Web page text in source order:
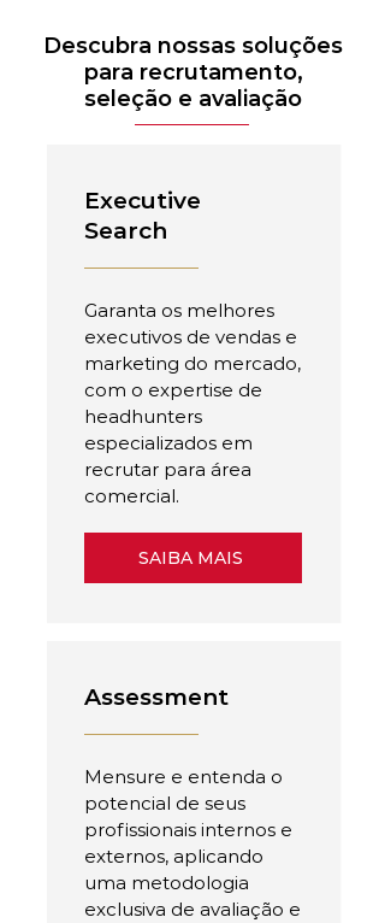
Descubra nossas soluções
para recrutamento,
seleção e avaliação
Executive
Search
Garanta os melhores
executivos de vendas e
marketing do mercado,
com o expertise de
headhunters
especializados em
recrutar para área
comercial.
SAIBA MAIS
Assessment
Mensure e entenda o
potencial de seus
profissionais internos e
externos, aplicando
uma metodologia
exclusiva de avaliação e